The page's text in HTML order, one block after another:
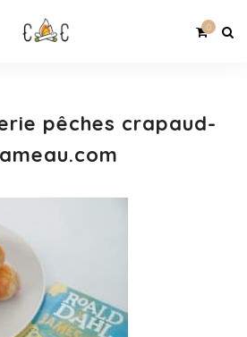
0
pêches crapaud-